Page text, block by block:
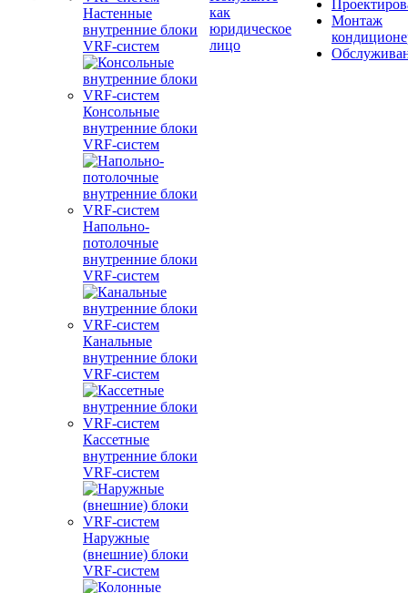
Настенные
внутренние блоки
VRF-систем
Консольные
внутренние блоки
VRF-систем
Напольно-
потолочные
внутренние блоки
VRF-систем
Канальные
внутренние блоки
VRF-систем
Кассетные
внутренние блоки
VRF-систем
Наружные
(внешние) блоки
VRF-систем
как
юридическое
лицо
Монтаж